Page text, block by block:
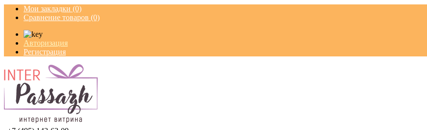
Мои закладки (0)
Сравнение товаров (0)
Авторизация
Регистрация